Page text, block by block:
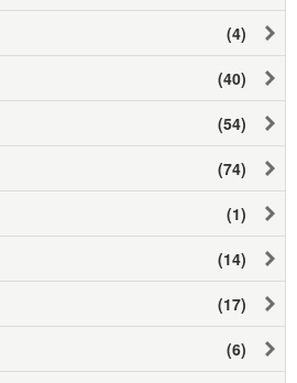
(4)
(40)
(54)
(74)
(1)
(14)
(17)
(6)